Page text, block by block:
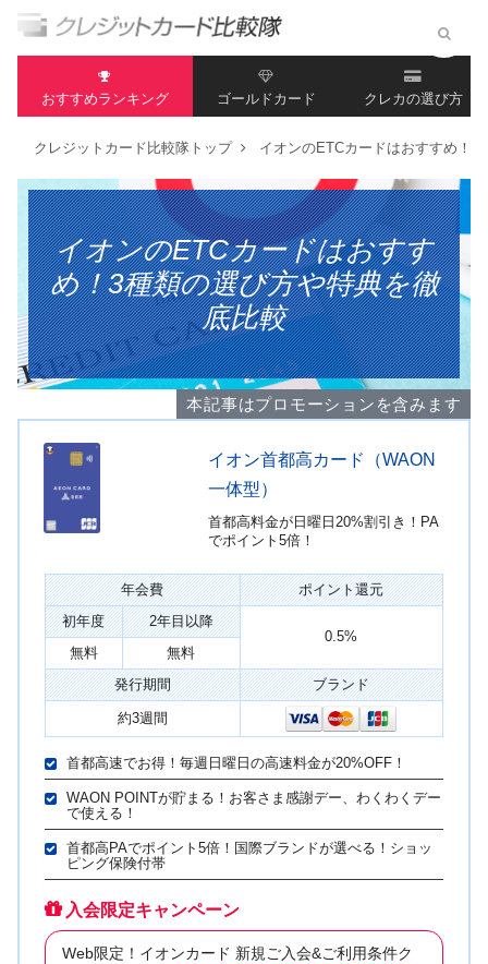
おすすめランキング ゴールドカード クレカの選び方
クレジットカード比較隊トップ イオンのETCカードはおすすめ！3
イオンのETCカードはおすす
め！3種類の選び方や特典を徹
底比較
本記事はプロモーションを含みます
イオン首都高カード（WAON
一体型）
首都高料金が日曜日20%割引き！PA
でポイント5倍！
年会費
ポイント還元
初年度
2年目以降
0.5%
無料
無料
発行期間
ブランド
約3週間
首都高速でお得！毎週日曜日の高速料金が20%OFF！
WAON POINTが貯まる！お客さま感謝デー、わくわくデー
で使える！
首都高PAでポイント5倍！国際ブランドが選べる！ショッ
ピング保険付帯
入会限定キャンペーン
Web限定！イオンカード 新規ご入会&ご利用条件ク